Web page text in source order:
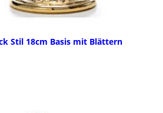
Stil 18cm Basis mit Blättern